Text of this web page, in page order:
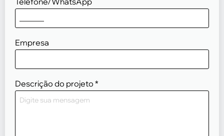
Empresa
Descrição do projeto *